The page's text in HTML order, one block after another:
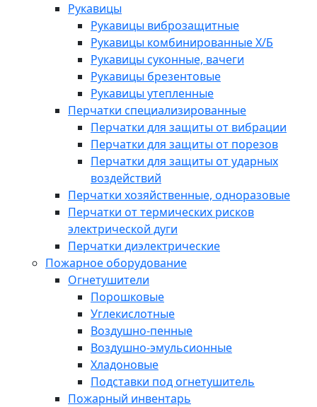
Рукавицы
Рукавицы виброзащитные
Рукавицы комбинированные Х/Б
Рукавицы суконные, вачеги
Рукавицы брезентовые
Рукавицы утепленные
Перчатки специализированные
Перчатки для защиты от вибрации
Перчатки для защиты от порезов
Перчатки для защиты от ударных
воздействий
Перчатки хозяйственные, одноразовые
Перчатки от термических рисков
электрической дуги
Перчатки диэлектрические
Пожарное оборудование
Огнетушители
Порошковые
Углекислотные
Воздушно-пенные
Воздушно-эмульсионные
Хладоновые
Подставки под огнетушитель
Пожарный инвентарь